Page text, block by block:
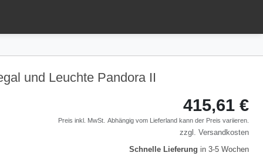
und Leuchte Pandora II
415,61 €
Preis inkl. MwSt. Abhängig vom Lieferland kann der Preis variieren.
zzgl. Versandkosten
Schnelle Lieferung in 3-5 Wochen